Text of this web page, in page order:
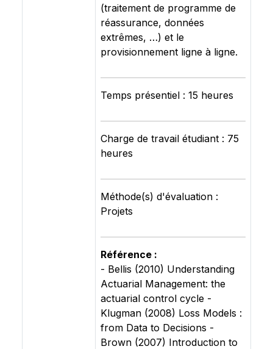
(traitement de programme de
réassurance, données
extrêmes, …) et le
provisionnement ligne à ligne.
Temps présentiel : 15 heures
Charge de travail étudiant : 75
heures
Méthode(s) d'évaluation :
Projets
Référence :
- Bellis (2010) Understanding
Actuarial Management: the
actuarial control cycle -
Klugman (2008) Loss Models :
from Data to Decisions -
Brown (2007) Introduction to